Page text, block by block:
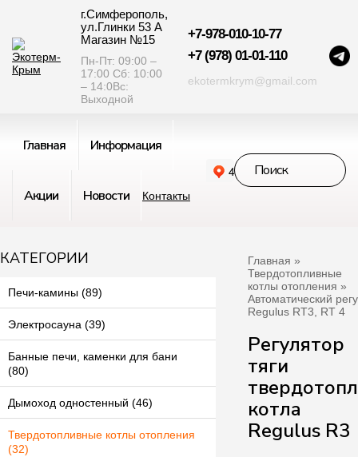
г.Симферополь,
ул.Глинки 53 А
Магазин №15
Пн-Пт: 09:00 –
17:00 Сб: 10:00
– 14:0Вс:
Выходной
+7-978-010-10-77
+7 (978) 01-01-110
ekotermkrym@gmail.com
Главная Информация
Акции Новости Контакты
КАТЕГОРИИ
Печи-камины (89)
Электросауна (39)
Банные печи, каменки для бани
(80)
Дымоход одностенный (46)
Твердотопливные котлы отопления
(32)
Главная »
Твердотопливные
котлы отопления »
Автоматический
Regulus RT3, RT 4
Регулятор
тяги
котла
Regulus R3